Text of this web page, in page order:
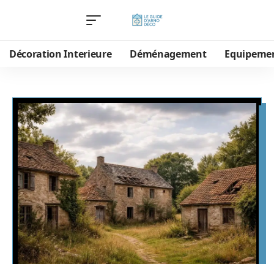
Décoration Interieure Déménagement